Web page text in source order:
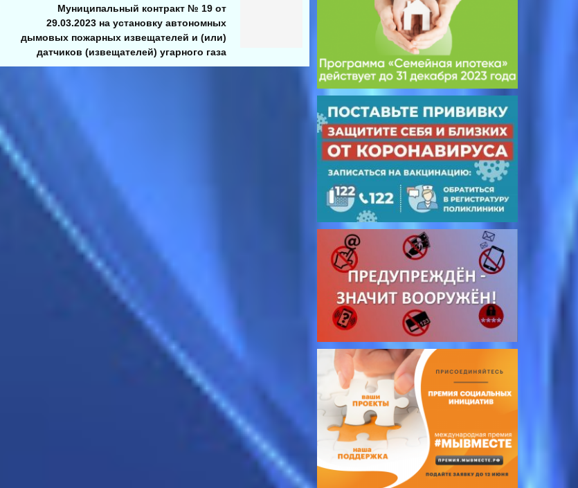
Муниципальный контракт № 19 от
29.03.2023 на установку автономных
дымовых пожарных извещателей и (или)
датчиков (извещателей) угарного газа